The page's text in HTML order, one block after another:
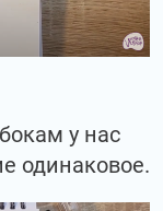
у нас
одинаковое.